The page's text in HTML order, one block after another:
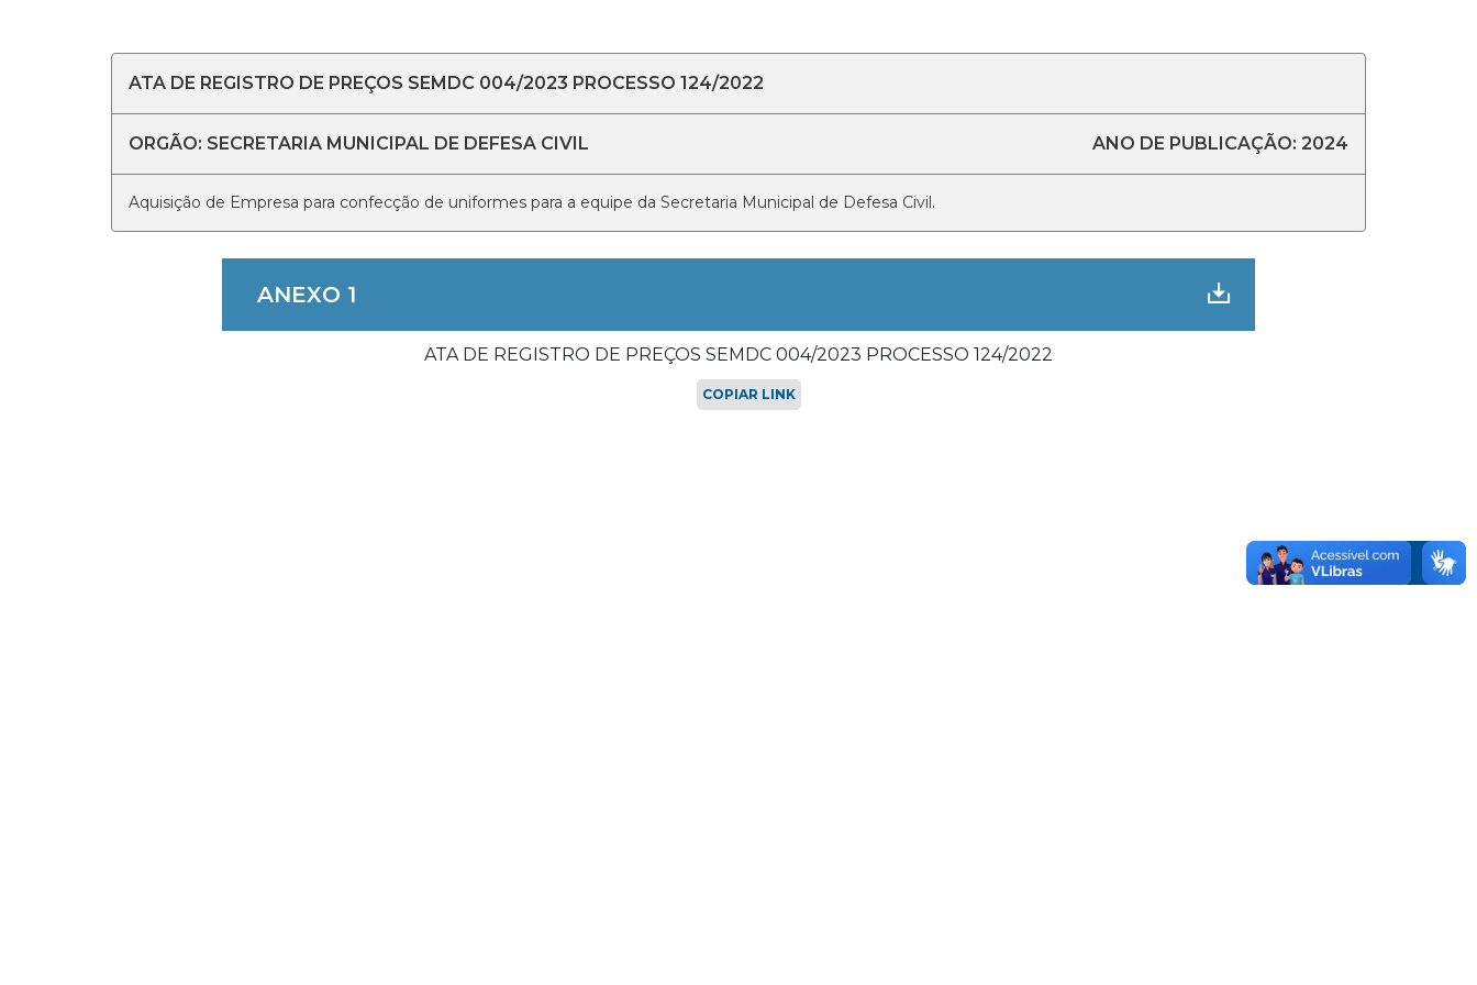
ATA DE REGISTRO DE PREÇOS SEMDC 004/2023 PROCESSO 124/2022
ORGÃO: SECRETARIA MUNICIPAL DE DEFESA CIVIL ANO DE PUBLICAÇÃO: 2024
Aquisição de Empresa para confecção de uniformes para a equipe da Secretaria Municipal de Defesa Civil.
ANEXO 1
ATA DE REGISTRO DE PREÇOS SEMDC 004/2023 PROCESSO 124/2022
COPIAR LINK